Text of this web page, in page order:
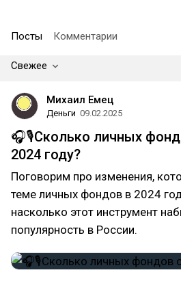
Посты Комментарии
Свежее
Михаил Емец
Деньги 09.02.2025
🎧🎙️Сколько личных
2024 году?
Поговорим про изменения,
теме личных фондов в 2024
насколько этот инструмент
популярность в России.